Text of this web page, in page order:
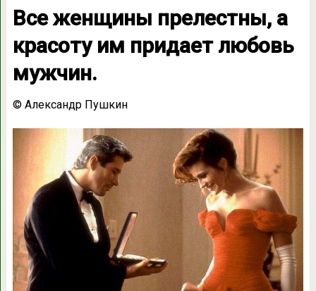
Все женщины прелестны, а
красоту им придает любовь
мужчин.
© Александр Пушкин